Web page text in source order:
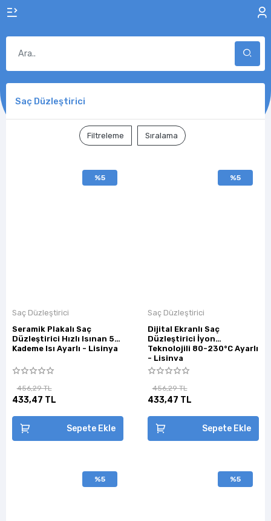
Saç Düzleştirici
Filtreleme Sıralama
%5
Saç Düzleştirici
Seramik Plakalı Saç
Düzleştirici Hızlı Isınan 5
Kademe Isı Ayarlı - Lisinya
456,29 TL
433,47 TL
Sepete Ekle
%5
Saç Düzleştirici
Dijital Ekranlı Saç
Düzleştirici İyon
Teknolojili 80-230°C Ayarlı
- Lisinya
456,29 TL
433,47 TL
Sepete Ekle
%5 %5